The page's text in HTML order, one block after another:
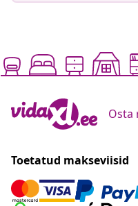
Osta
Toetatud makseviisid